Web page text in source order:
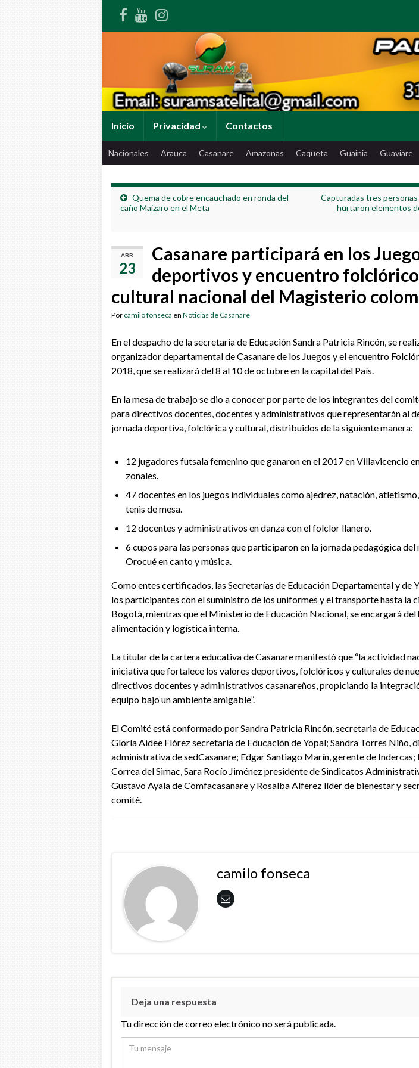
Inicio Privacidad Contactos
Nacionales Arauca Casanare Amazonas Caqueta Guainia Guaviare
Quema de cobre encauchado en ronda del
caño Maizaro en el Meta
Capturadas tres
hurtaron elementos
ABR
23
Casanare participará en los
deportivos y encuentro
cultural nacional del Magisterio
Por camilo fonseca en Noticias de Casanare
En el despacho de la secretaria de Educación Sandra Patricia Rincón, se
organizador departamental de Casanare de los Juegos y el encuentro
2018, que se realizará del 8 al 10 de octubre en la capital del País.
En la mesa de trabajo se dio a conocer por parte de los integrantes del
para directivos docentes, docentes y administrativos que representarán al
jornada deportiva, folclórica y cultural, distribuidos de la siguiente manera:
12 jugadores futsala femenino que ganaron en el 2017 en Villavicencio
zonales.
47 docentes en los juegos individuales como ajedrez, natación,
tenis de mesa.
12 docentes y administrativos en danza con el folclor llanero.
6 cupos para las personas que participaron en la jornada pedagógica
Orocué en canto y música.
Como entes certificados, las Secretarías de Educación Departamental y de
los participantes con el suministro de los uniformes y el transporte hasta la
Bogotá, mientras que el Ministerio de Educación Nacional, se encargará del
alimentación y logística interna.
La titular de la cartera educativa de Casanare manifestó que “la actividad
iniciativa que fortalece los valores deportivos, folclóricos y culturales de
directivos docentes y administrativos casanareños, propiciando la
equipo bajo un ambiente amigable”.
El Comité está conformado por Sandra Patricia Rincón, secretaria de
Gloría Aidee Flórez secretaria de Educación de Yopal; Sandra Torres Niño,
administrativa de sedCasanare; Edgar Santiago Marín, gerente de Indercas;
Correa del Simac, Sara Rocío Jiménez presidente de Sindicatos
Gustavo Ayala de Comfacasanare y Rosalba Alferez líder de bienestar y
comité.
camilo fonseca
Deja una respuesta
Tu dirección de correo electrónico no será publicada.